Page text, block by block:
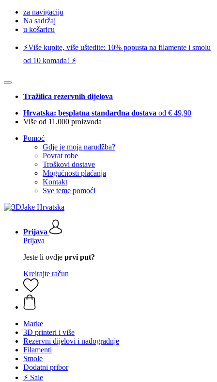
za navigaciju
Na sadržaj
u košaricu
⚡️Više kupite, više uštedite: 10% popusta na filamente i smolu
od 10 komada! ⚡️
Tražilica rezervnih dijelova
Hrvatska: besplatna standardna dostava od € 49,90
Više od 11.000 proizvoda
Pomoć
Gdje je moja narudžba?
Povrat robe
Troškovi dostave
Mogućnosti plaćanja
Kontakt
Sve teme pomoći
Prijava
Prijava
Jeste li ovdje prvi put?
Kreirajte račun
Marke
3D printeri i više
Rezervni dijelovi i nadogradnje
Filamenti
Smole
Dodatni pribor
⚡ Sale